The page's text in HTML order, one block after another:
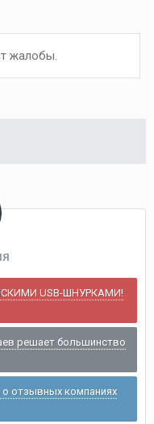
жалобы.
USB-ШНУРКАМИ!
решает большинство
отзывных компаниях